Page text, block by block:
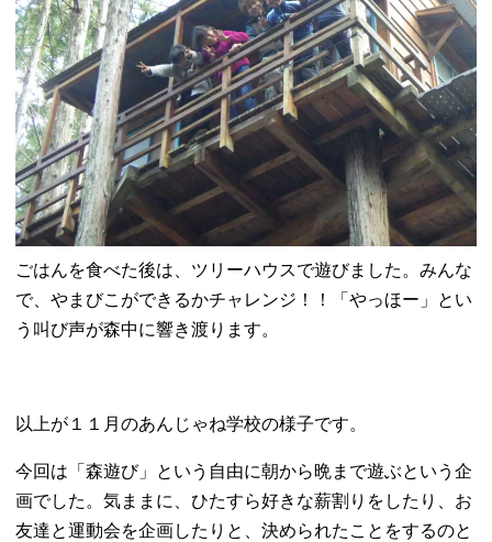
ごはんを食べた後は、ツリーハウスで遊びました。みんな
で、やまびこができるかチャレンジ！！「やっほー」とい
う叫び声が森中に響き渡ります。
以上が１１月のあんじゃね学校の様子です。
今回は「森遊び」という自由に朝から晩まで遊ぶという企
画でした。気ままに、ひたすら好きな薪割りをしたり、お
友達と運動会を企画したりと、決められたことをするのと